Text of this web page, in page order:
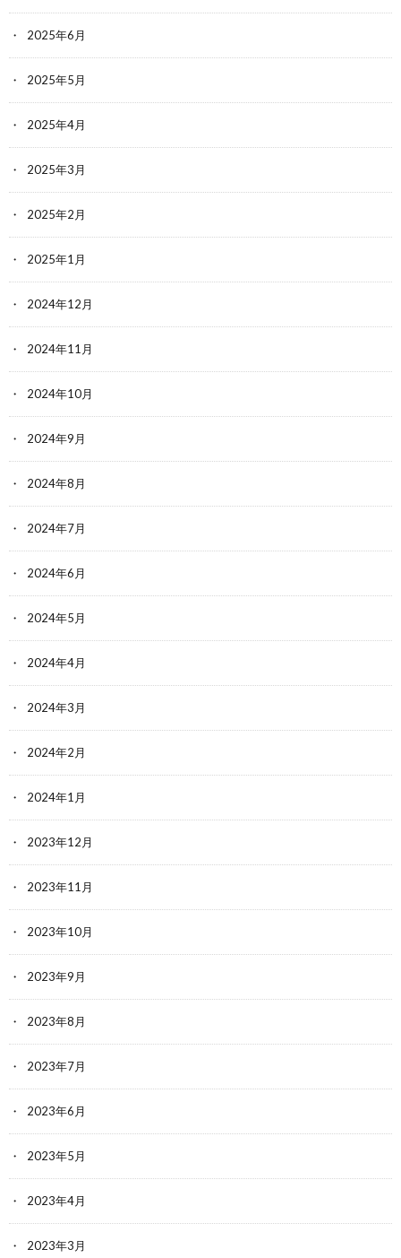
2025年6月
2025年5月
2025年4月
2025年3月
2025年2月
2025年1月
2024年12月
2024年11月
2024年10月
2024年9月
2024年8月
2024年7月
2024年6月
2024年5月
2024年4月
2024年3月
2024年2月
2024年1月
2023年12月
2023年11月
2023年10月
2023年9月
2023年8月
2023年7月
2023年6月
2023年5月
2023年4月
2023年3月